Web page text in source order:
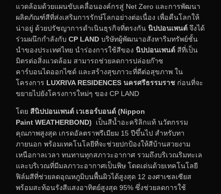
แวดล้อมด้วยแผนขับเคลื่อนองค์กรสู่ Net Zero และการพัฒนา
ผลิตภัณฑ์สีที่ส่งเสริมการรักษ์โลกอย่างต่อเนื่อง เพื่อคืนโลกให้
น่าอยู่ ด้วยปรัชญาการดำเนินธุรกิจที่ตรงกัน นิปปอนเพนต์ จึงได้
ร่วมผนึกกำลังกับ CP LAND บริษัทผู้พัฒนาอสังหาริมทรัพย์ชั้น
นำของประเทศไทย นำร่องการใช้สีของ นิปปอนเพนต์ สีที่เป็น
มิตรต่อสิ่งแวดล้อม สามารถช่วยลดการปล่อยก๊าซ
คาร์บอนไดออกไซด์ และสร้างสุขภาวะที่ดีต่อสุขภาพ ใน
โครงการ LUXRIVA RESIDENCES นครศรีธรรมราช ก่อนที่จะ
ขยายไปยังโครงการใหม่ๆ ของ CP LAND
โดย สีนิปปอนเพนต์ เวเธอร์บอนด์ (Nippon
Paint WEATHERBOND) เป็นสีน้ำอะคริลิกแท้ นวัตกรรม
คุณภาพสูงสุด เกรดอัลตราพรีเมียม 15 ปีขึ้นไป สำหรับทา
ภายนอก พร้อมเทคโนโลยีที่จะช่วยปกป้องให้สีบ้านสวยงาม
เหนือกาลเวลา ทนทานทุกสภาวะอากาศ รวมถึงบริเวณริมทะเล
และบริเวณที่มีมลภาวะอากาศเป็นพิษ โดดเด่นด้วยเทคโนโลยี
ฟิล์มสีที่ช่วยลดอุณหภูมิบนพื้นผิวได้สูงสุด 12 องศาเซลเซียส
พร้อมสะท้อนรังสีแสงอาทิตย์สูงสุด 95% ซึ่งช่วยลดการใช้